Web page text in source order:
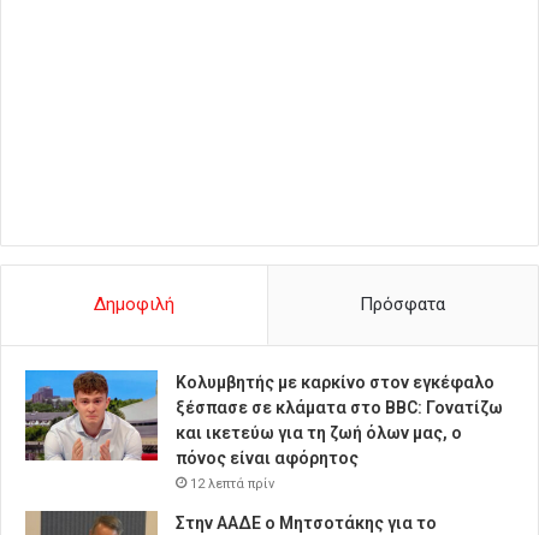
Δημοφιλή Πρόσφατα
Κολυμβητής με καρκίνο στον εγκέφαλο
ξέσπασε σε κλάματα στο BBC: Γονατίζω
και ικετεύω για τη ζωή όλων μας, ο
πόνος είναι αφόρητος
12 λεπτά πρίν
Στην ΑΑΔΕ ο Μητσοτάκης για το